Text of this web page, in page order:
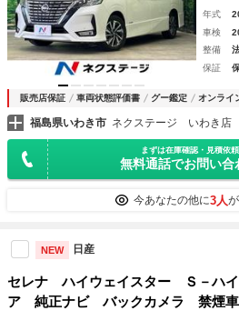
年式
車検
整備
保証
販売店保証 車両状態評価書 グー鑑定 オンライ
福島県いわき市 ネクステージ いわき店
まずは在庫確認・見積依頼
無料通話でお問い合
今あなたの他に3人
NEW 日産
セレナ ハイウェイスター Ｓ－ハ
ア 純正ナビ バックカメラ 禁煙